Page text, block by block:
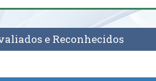
Gabinete de Segurança
e Reconhecidos